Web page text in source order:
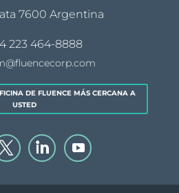
7600 Argentina
223 464-8888
DE FLUENCE MÁS CERCANA A
USTED